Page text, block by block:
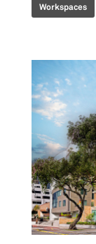
Workspaces